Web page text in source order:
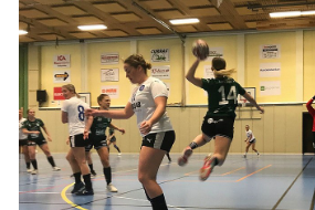
DOKUMENT
KONTAKT
LIVESÄNDNING
TABELL